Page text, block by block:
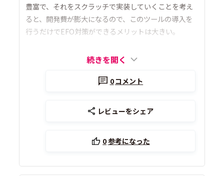
豊富で、それをスクラッチで実装していくことを考え
ると、開発費が膨大になるので、このツールの導入を
行うだけでEFO対策ができるメリットは大きい。
続きを開く
0コメント
レビューをシェア
0参考になった